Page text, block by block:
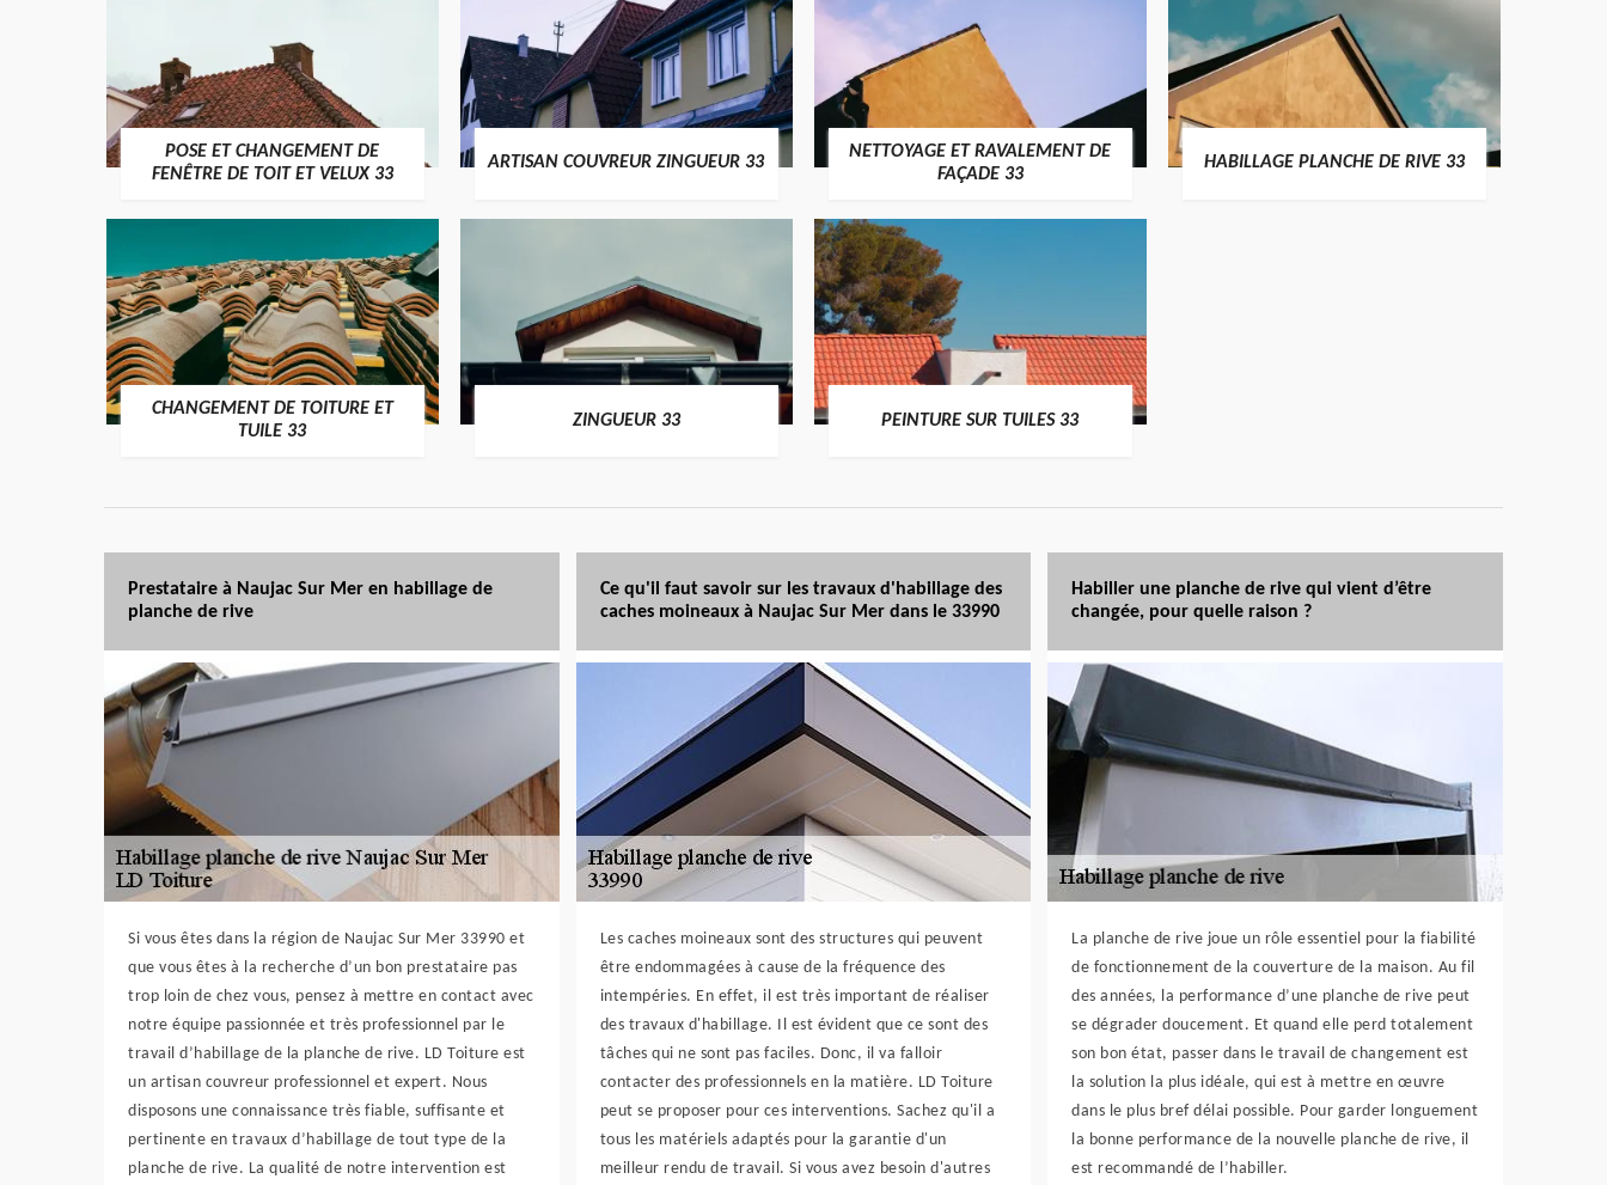
POSE ET CHANGEMENT DE
FENÊTRE DE TOIT ET VELUX 33
ARTISAN COUVREUR ZINGUEUR 33
NETTOYAGE ET RAVALEMENT DE
FAÇADE 33
HABILLAGE PLANCHE DE RIVE 33
CHANGEMENT DE TOITURE ET
TUILE 33
ZINGUEUR 33 PEINTURE SUR TUILES 33
Prestataire à Naujac Sur Mer en habillage de
planche de rive
Si vous êtes dans la région de Naujac Sur Mer 33990 et
que vous êtes à la recherche d’un bon prestataire pas
trop loin de chez vous, pensez à mettre en contact avec
notre équipe passionnée et très professionnel par le
travail d’habillage de la planche de rive. LD Toiture est
un artisan couvreur professionnel et expert. Nous
disposons une connaissance très fiable, suffisante et
pertinente en travaux d’habillage de tout type de la
planche de rive. La qualité de notre intervention est
Ce qu'il faut savoir sur les travaux d'habillage des
caches moineaux à Naujac Sur Mer dans le 33990
Les caches moineaux sont des structures qui peuvent
être endommagées à cause de la fréquence des
intempéries. En effet, il est très important de réaliser
des travaux d'habillage. Il est évident que ce sont des
tâches qui ne sont pas faciles. Donc, il va falloir
contacter des professionnels en la matière. LD Toiture
peut se proposer pour ces interventions. Sachez qu'il a
tous les matériels adaptés pour la garantie d'un
meilleur rendu de travail. Si vous avez besoin d'autres
Habiller une planche de rive qui vient d’être
changée, pour quelle raison ?
La planche de rive joue un rôle essentiel pour la fiabilité
de fonctionnement de la couverture de la maison. Au fil
des années, la performance d’une planche de rive peut
se dégrader doucement. Et quand elle perd totalement
son bon état, passer dans le travail de changement est
la solution la plus idéale, qui est à mettre en œuvre
dans le plus bref délai possible. Pour garder longuement
la bonne performance de la nouvelle planche de rive, il
est recommandé de l’habiller.